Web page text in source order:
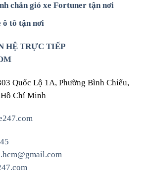
chắn gió xe Fortuner tận nơi
ô tô tận nơi
HỆ TRỰC TIẾP
Quốc Lộ 1A, Phường Bình Chiểu,
Chí Minh